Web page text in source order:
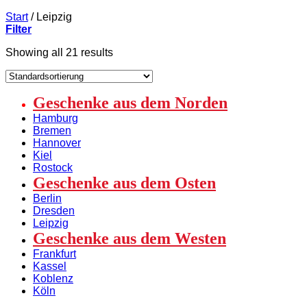
Start /Leipzig
Filter
Showing all 21 results
Geschenke aus dem Norden
Hamburg
Bremen
Hannover
Kiel
Rostock
Geschenke aus dem Osten
Berlin
Dresden
Leipzig
Geschenke aus dem Westen
Frankfurt
Kassel
Koblenz
Köln